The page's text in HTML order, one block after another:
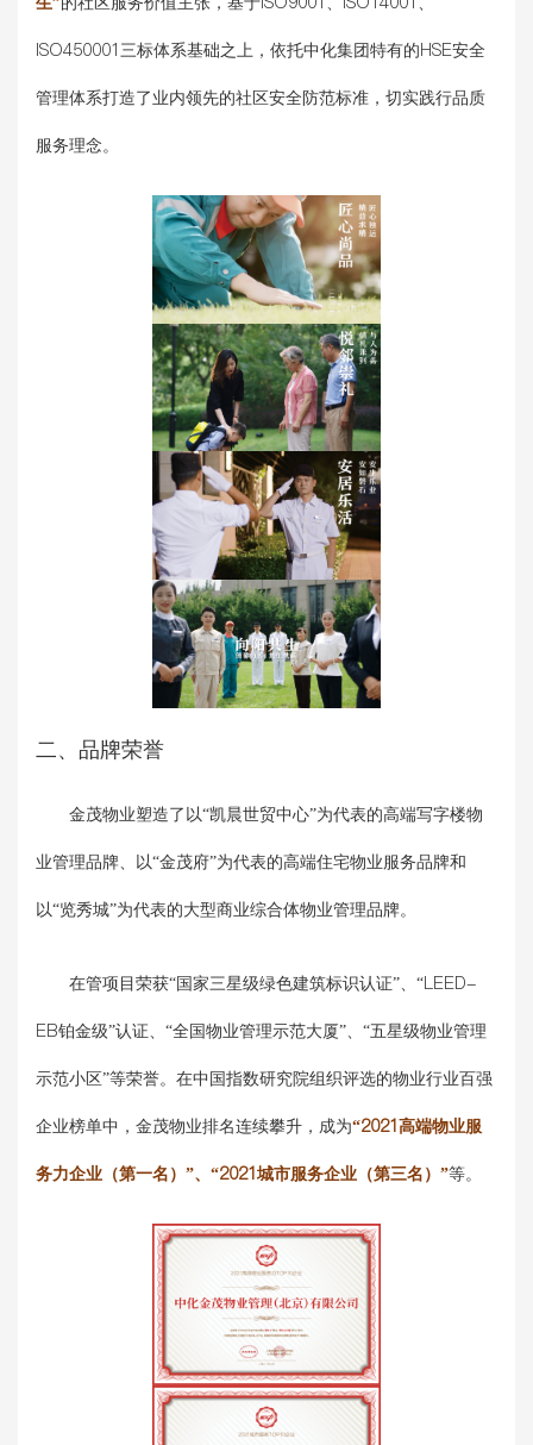
ISO450001三标体系基础之上，依托中化集团特有的HSE安全
管理体系打造了业内领先的社区安全防范标准，切实践行品质
服务理念。
二、品牌荣誉
金茂物业塑造了以“凯晨世贸中心”为代表的高端写字楼物
业管理品牌、以“金茂府”为代表的高端住宅物业服务品牌和
以“览秀城”为代表的大型商业综合体物业管理品牌。
在管项目荣获“国家三星级绿色建筑标识认证”、“LEED-
EB铂金级”认证、“全国物业管理示范大厦”、“五星级物业管理
示范小区”等荣誉。在中国指数研究院组织评选的物业行业百强
企业榜单中，金茂物业排名连续攀升，成为“2021高端物业服
务力企业（第一名）”、“2021城市服务企业（第三名）”等。